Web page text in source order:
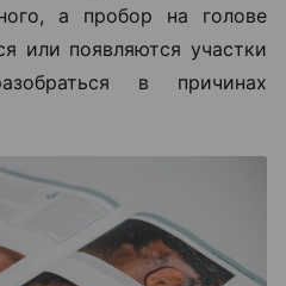
а пробор на голове
или появляются участки
в причинах